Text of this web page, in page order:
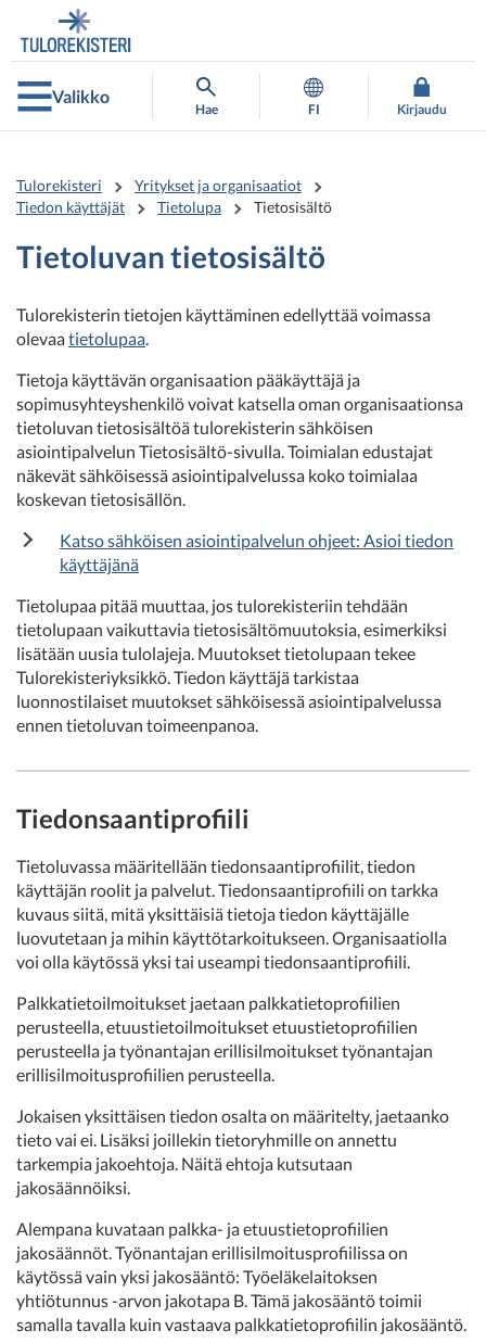
suoraan
sisältöön
koko
sivuston
hakuun
Valikko
Hae FI Kirjaudu
Tulorekisteri
Yritykset ja organisaatiot
Tiedon käyttäjät
Tietolupa Tietosisältö
Tietoluvan tietosisältö
Tulorekisterin tietojen käyttäminen edellyttää voimassa
olevaatietolupaa.
Tietoja käyttävän organisaation pääkäyttäjä ja
sopimusyhteyshenkilö voivat katsella oman organisaationsa
tietoluvan tietosisältöä tulorekisterin sähköisen
asiointipalvelun Tietosisältö-sivulla. Toimialan edustajat
näkevät sähköisessä asiointipalvelussa koko toimialaa
koskevan tietosisällön.
Katso sähköisen asiointipalvelun ohjeet: Asioi tiedon
käyttäjänä
Tietolupaa pitää muuttaa, jos tulorekisteriin tehdään
tietolupaan vaikuttavia tietosisältömuutoksia, esimerkiksi
lisätään uusia tulolajeja. Muutokset tietolupaan tekee
Tulorekisteriyksikkö. Tiedon käyttäjä tarkistaa
luonnostilaiset muutokset sähköisessä asiointipalvelussa
ennen tietoluvan toimeenpanoa.
Tiedonsaantiprofiili
Tietoluvassa määritellään tiedonsaantiprofiilit, tiedon
käyttäjän roolit ja palvelut. Tiedonsaantiprofiili on tarkka
kuvaus siitä, mitä yksittäisiä tietoja tiedon käyttäjälle
luovutetaan ja mihin käyttötarkoitukseen. Organisaatiolla
voi olla käytössä yksi tai useampi tiedonsaantiprofiili.
Palkkatietoilmoitukset jaetaan palkkatietoprofiilien
perusteella, etuustietoilmoitukset etuustietoprofiilien
perusteella ja työnantajan erillisilmoitukset työnantajan
erillisilmoitusprofiilien perusteella.
Jokaisen yksittäisen tiedon osalta on määritelty, jaetaanko
tieto vai ei. Lisäksi joillekin tietoryhmille on annettu
tarkempia jakoehtoja. Näitä ehtoja kutsutaan
jakosäännöiksi.
Alempana kuvataan palkka- ja etuustietoprofiilien
jakosäännöt. Työnantajan erillisilmoitusprofiilissa on
käytössä vain yksi jakosääntö: Työeläkelaitoksen
yhtiötunnus -arvon jakotapa B. Tämä jakosääntö toimii
samalla tavalla kuin vastaava palkkatietoprofiilin jakosääntö.